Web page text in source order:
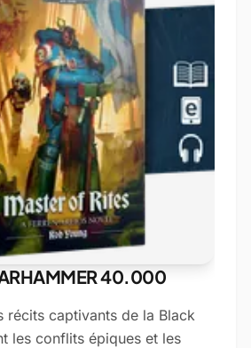
40.000
récits captivants de la Black
les conflits épiques et les